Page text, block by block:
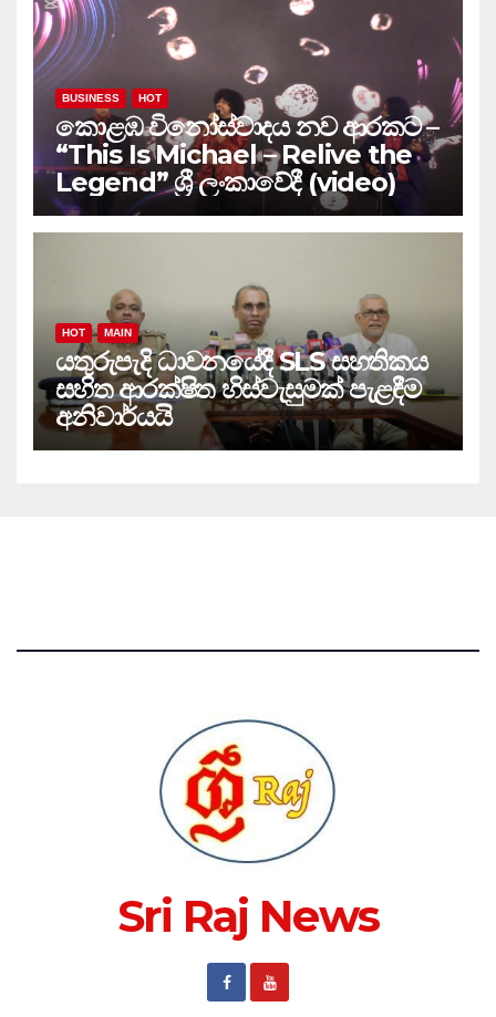
BUSINESS HOT
කොළඹ විනෝස්වාදය නව ආරකට –
“This Is Michael – Relive the
Legend” ශ්‍රී ලංකාවේදී (video)
HOT MAIN
යතුරුපැදි ධාවනයේදී SLS සහතිකය
සහිත ආරක්ෂිත හිස්වැසුමක් පැළඳීම
අනිවාර්යයි
Sri Raj News